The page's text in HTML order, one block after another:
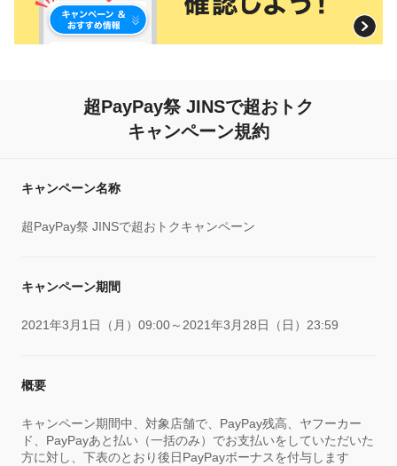
超PayPay祭 JINSで超おトク
キャンペーン規約
キャンペーン名称
超PayPay祭 JINSで超おトクキャンペーン
キャンペーン期間
2021年3月1日（月）09:00～2021年3月28日（日）23:59
概要
キャンペーン期間中、対象店舗で、PayPay残高、ヤフーカー
ド、PayPayあと払い（一括のみ）でお支払いをしていただいた
方に対し、下表のとおり後日PayPayボーナスを付与します